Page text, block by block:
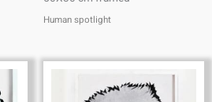
Human spotlight